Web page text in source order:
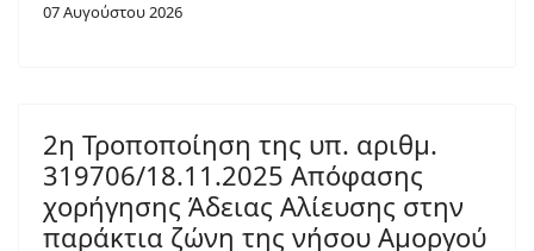
07 Αυγούστου 2026
2η Τροποποίηση της υπ. αριθμ.
319706/18.11.2025 Απόφασης
χορήγησης Άδειας Αλίευσης στην
παράκτια ζώνη της νήσου Αμοργού